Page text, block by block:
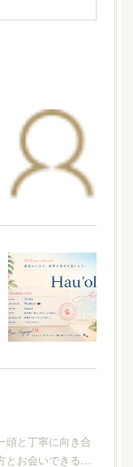
頭と丁寧に向き合
とお会いできる…